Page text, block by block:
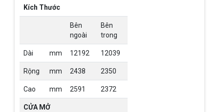
Kích Thước
Bên
ngoài
Bên
trong
Dài mm 12192 12039
Rộng mm 2438 2350
Cao mm 2591 2372
CỬA MỞ